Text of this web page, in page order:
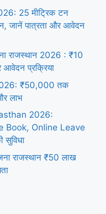
25 मीट्रिक टन
जानें पात्रता और आवेदन
राजस्थान 2026 : ₹10
आवेदन प्रक्रिया
2026: ₹50,000 तक
लाभ
2026:
Book, Online Leave
राजस्थान ₹50 लाख